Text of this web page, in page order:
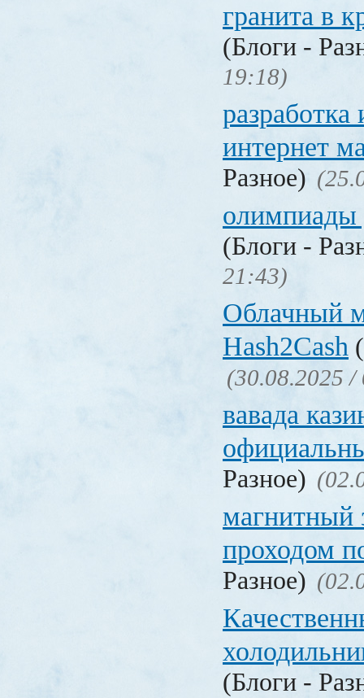
гранита в
(Блоги -
19:18)
интернет
Разное)
олимпиады
(Блоги -
21:43)
Облачный
Hash2Cash
(30.08.2025 /
вавада
Разное)
магнитный
проходом
Разное)
(Блоги -